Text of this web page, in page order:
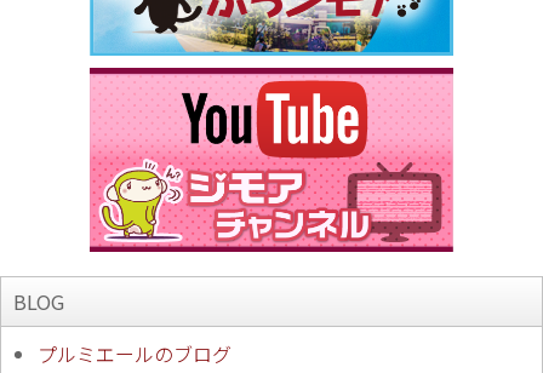
BLOG
プルミエールのブログ